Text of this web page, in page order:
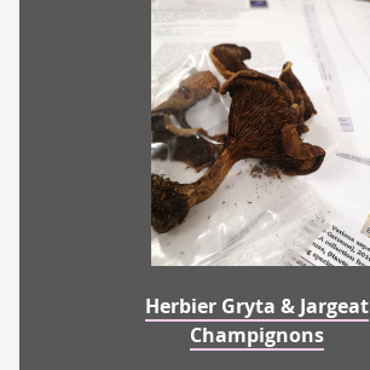
Herbier Gryta & Jargeat
Champignons